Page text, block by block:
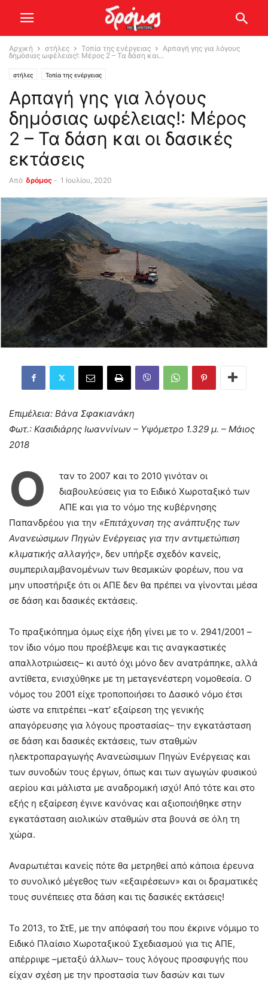
Αρχική στήλες Τοπία της ενέργειας
Αρπαγή γης για λόγους
δημόσιας ωφέλειας!: Μέρος 2 – Τα δάση και...
στήλες Τοπία της ενέργειας
Αρπαγή γης για λόγους
δημόσιας ωφέλειας!: Μέρος
2 – Τα δάση και οι δασικές
εκτάσεις
Από δρόμος - 1 Ιουλίου, 2020
Επιμέλεια: Βάνα Σφακιανάκη
Φωτ.: Κασιδιάρης Ιωαννίνων – Υψόμετρο 1.329 μ. – Μάιος
2018
Ό
ταν το 2007 και το 2010 γινόταν οι
διαβουλεύσεις για το Ειδικό Χωροταξικό των
ΑΠΕ και για το νόμο της κυβέρνησης
Παπανδρέου για την «Επιτάχυνση της ανάπτυξης των
Ανανεώσιμων Πηγών Ενέργειας για την αντιμετώπιση
κλιματικής αλλαγής», δεν υπήρξε σχεδόν κανείς,
συμπεριλαμβανομένων των θεσμικών φορέων, που να
μην υποστήριξε ότι οι ΑΠΕ δεν θα πρέπει να γίνονται μέσα
σε δάση και δασικές εκτάσεις.
Το πραξικόπημα όμως είχε ήδη γίνει με το ν. 2941/2001 –
τον ίδιο νόμο που προέβλεψε και τις αναγκαστικές
απαλλοτριώσεις– κι αυτό όχι μόνο δεν ανατράπηκε, αλλά
αντίθετα, ενισχύθηκε με τη μεταγενέστερη νομοθεσία. Ο
νόμος του 2001 είχε τροποποιήσει το Δασικό νόμο έτσι
ώστε να επιτρέπει –κατ’ εξαίρεση της γενικής
απαγόρευσης για λόγους προστασίας– την εγκατάσταση
σε δάση και δασικές εκτάσεις, των σταθμών
ηλεκτροπαραγωγής Ανανεώσιμων Πηγών Ενέργειας και
των συνοδών τους έργων, όπως και των αγωγών φυσικού
αερίου και μάλιστα με αναδρομική ισχύ! Από τότε και στο
εξής η εξαίρεση έγινε κανόνας και αξιοποιήθηκε στην
εγκατάσταση αιολικών σταθμών στα βουνά σε όλη τη
χώρα.
Αναρωτιέται κανείς πότε θα μετρηθεί από κάποια έρευνα
το συνολικό μέγεθος των «εξαιρέσεων» και οι δραματικές
τους συνέπειες στα δάση και τις δασικές εκτάσεις!
Το 2013, το ΣτΕ, με την απόφασή του που έκρινε νόμιμο το
Ειδικό Πλαίσιο Χωροταξικού Σχεδιασμού για τις ΑΠΕ,
απέρριψε –μεταξύ άλλων– τους λόγους προσφυγής που
είχαν σχέση με την προστασία των δασών και των